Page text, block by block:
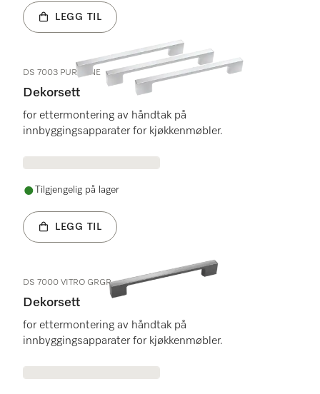
LEGG TIL
DS 7003 PURELINE
Dekorsett
for ettermontering av håndtak på
innbyggingsapparater for kjøkkenmøbler.
Tilgjengelig på lager
LEGG TIL
DS 7000 VITRO GRGR
Dekorsett
for ettermontering av håndtak på
innbyggingsapparater for kjøkkenmøbler.